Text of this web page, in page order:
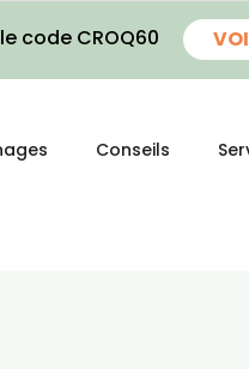
code CROQ60
Conseils